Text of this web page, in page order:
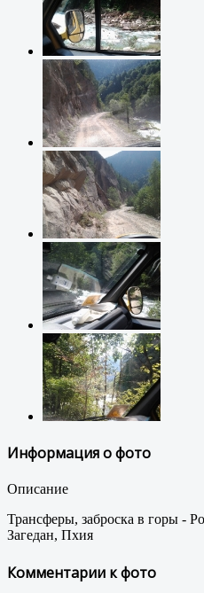
Информация о фото
Описание
Трансферы, заброска в горы -
Загедан, Пхия
Комментарии к фото